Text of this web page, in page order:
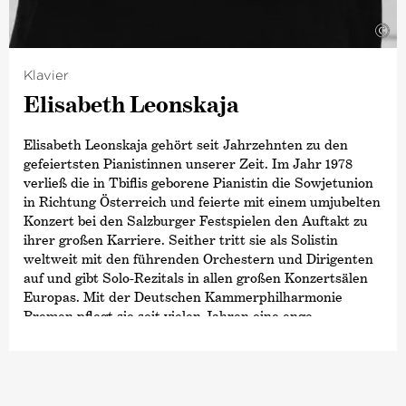
Interpretin, technisch ist sie ohnehin über allen Zweifel
©
Klavier
Elisabeth Leonskaja
Elisabeth Leonskaja gehört seit Jahrzehnten zu den
gefeiertsten Pianistinnen unserer Zeit. Im Jahr 1978
verließ die in Tbiflis geborene Pianistin die Sowjetunion
in Richtung Österreich und feierte mit einem umjubelten
Konzert bei den Salzburger Festspielen den Auftakt zu
ihrer großen Karriere. Seither tritt sie als Solistin
weltweit mit den führenden Orchestern und Dirigenten
auf und gibt Solo-Rezitals in allen großen Konzertsälen
Europas. Mit der Deutschen Kammer­philharmonie
Bremen pflegt sie seit vielen Jahren eine enge